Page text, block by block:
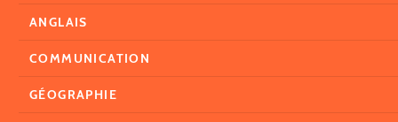
ANGLAIS
COMMUNICATION
GÉOGRAPHIE